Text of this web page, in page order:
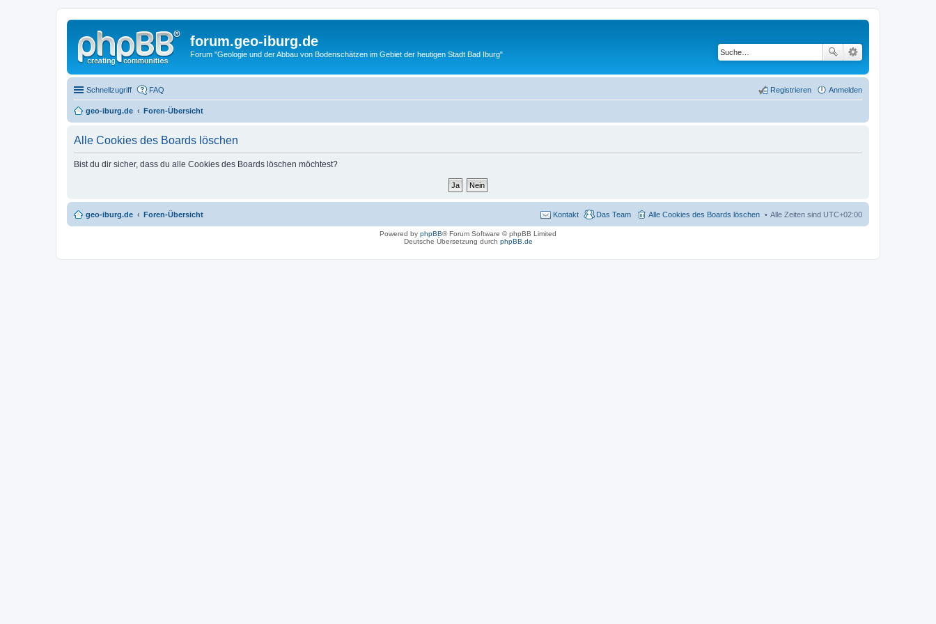
forum.geo-iburg.de
Forum "Geologie und der Abbau von Bodenschätzen im Gebiet der heutigen Stadt Bad Iburg"
Schnellzugriff FAQ Anmelden
Registrieren
geo-iburg.de Foren-Übersicht
Alle Cookies des Boards löschen
Bist du dir sicher, dass du alle Cookies des Boards löschen möchtest?
geo-iburg.de Foren-Übersicht Alle Zeiten sind UTC+02:00
Alle Cookies des Boards löschen
Das Team
Kontakt
Powered by phpBB® Forum Software © phpBB Limited
Deutsche Übersetzung durch phpBB.de